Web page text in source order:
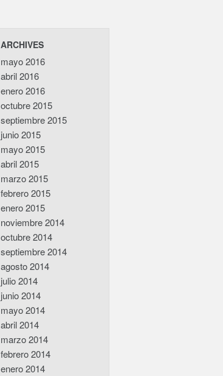
ARCHIVES
mayo 2016
abril 2016
enero 2016
octubre 2015
septiembre 2015
junio 2015
mayo 2015
abril 2015
marzo 2015
febrero 2015
enero 2015
noviembre 2014
octubre 2014
septiembre 2014
agosto 2014
julio 2014
junio 2014
mayo 2014
abril 2014
marzo 2014
febrero 2014
enero 2014